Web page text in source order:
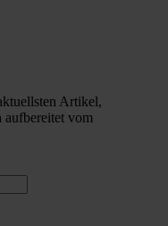
Artikel,
vom